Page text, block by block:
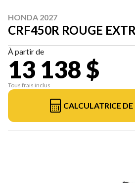
HONDA 2027
CRF450R ROUGE
À partir de
13 138 $
Tous frais inclus
CALCULATRICE